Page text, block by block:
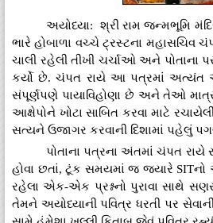
અયોધ્યા: શ્રી રામ જન્મભૂમિ
ભારે હોબાળા વચ્ચે ટ્રસ્ટના મહાસચિવ
ચાલી રહેલી તીખી ચર્ચાઓ અને
કર્યો છે. ચંપત રાયે આ પત્રમાં અત્યંત
સંપૂર્ણપણે પાયાવિહોણા છે અને તેઓ માત્ર
આક્ષેપોને ખોટા સાબિત કરવા માટે
સત્યને ઉજાગર કરવાની દિશામાં પહેલું
પોતાના પત્રના અંતમાં ચંપત
હોવા છતાં, ટૂંક સમયમાં જ જ્યારે
રહેલા એક-એક પ્રશ્નનો પુરાવા સાથે
તેમને અયોધ્યાની પવિત્ર ધરતી પર